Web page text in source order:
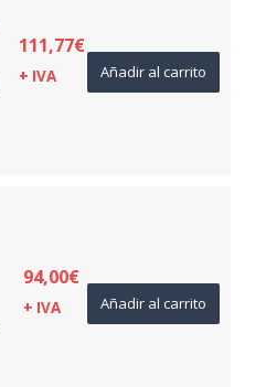
111,77€
+ IVA Añadir al carrito
94,00€
+ IVA Añadir al carrito